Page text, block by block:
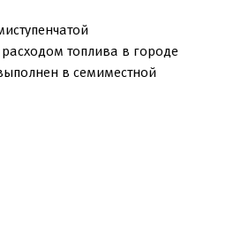
топлива в городе
в семиместной